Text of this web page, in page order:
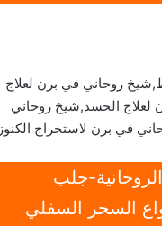
روحاني في برن لعلاج
الحسد,شيخ روحاني
في برن لاستخراج الكنوز
جلب
السحر السفلي